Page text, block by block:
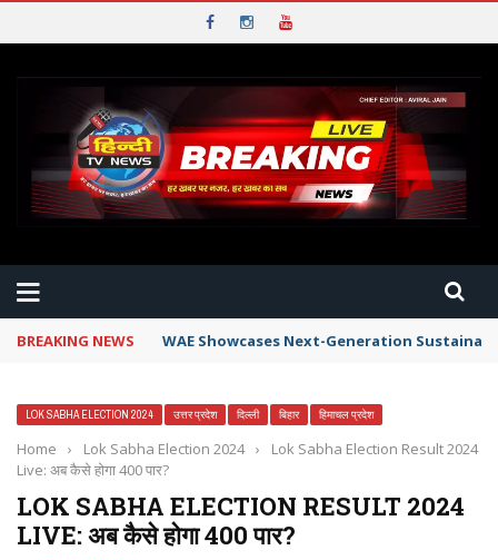
BREAKING NEWS WAE Showcases Next-Generation
LOK SABHA ELECTION 2024 उत्तर प्रदेश दिल्ली बिहार हिमाचल प्रदेश
Home › Lok Sabha Election 2024 ›
Lok Sabha Election Result 2024
Live: अब कैसे होगा 400 पार?
LOK SABHA ELECTION RESULT 2024
LIVE: अब कैसे होगा 400 पार?